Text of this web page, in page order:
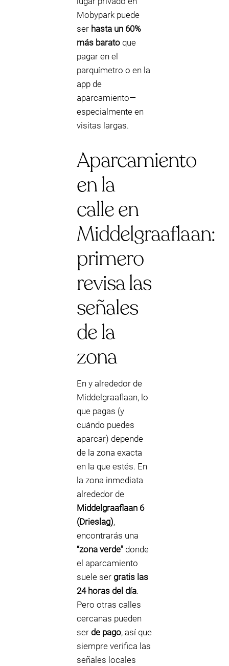
Mobypark puede
ser hasta un 60%
más barato que
pagar en el
parquímetro o en la
app de
aparcamiento—
especialmente en
visitas largas.
Aparcamiento
en la
calle en
Middelgraaflaan:
primero
revisa las
señales
de la
zona
En y alrededor de
Middelgraaflaan, lo
que pagas (y
cuándo puedes
aparcar) depende
de la zona exacta
en la que estés. En
la zona inmediata
alrededor de
Middelgraaflaan 6
(Drieslag),
encontrarás una
“zona verde” donde
el aparcamiento
suele ser gratis las
24 horas del día.
Pero otras calles
cercanas pueden
ser de pago, así que
siempre verifica las
señales locales